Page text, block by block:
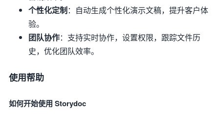
个性化定制：自动生成个性化演示文稿，提升客户体
验。
团队协作：支持实时协作，设置权限，跟踪文件历
史，优化团队效率。
使用帮助
如何开始使用 Storydoc